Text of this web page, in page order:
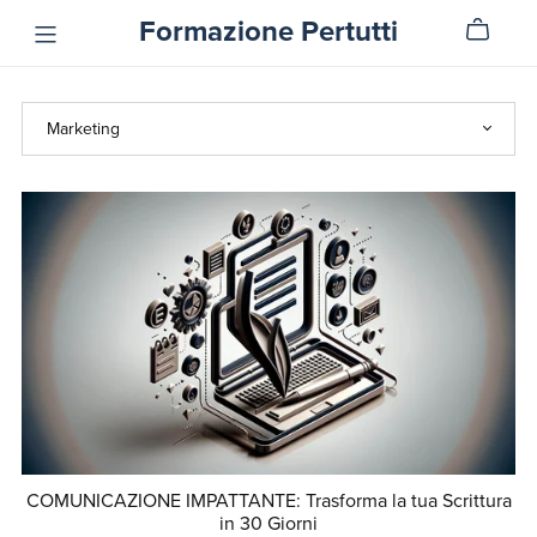
Formazione Pertutti
COMUNICAZIONE IMPATTANTE: Trasforma la tua Scrittura
in 30 Giorni